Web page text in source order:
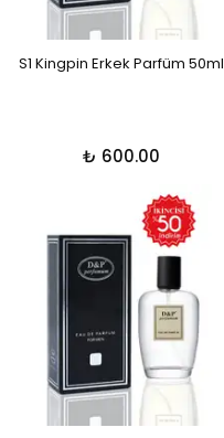
S1 Kingpin Erkek Parfüm 50ml
₺ 600.00